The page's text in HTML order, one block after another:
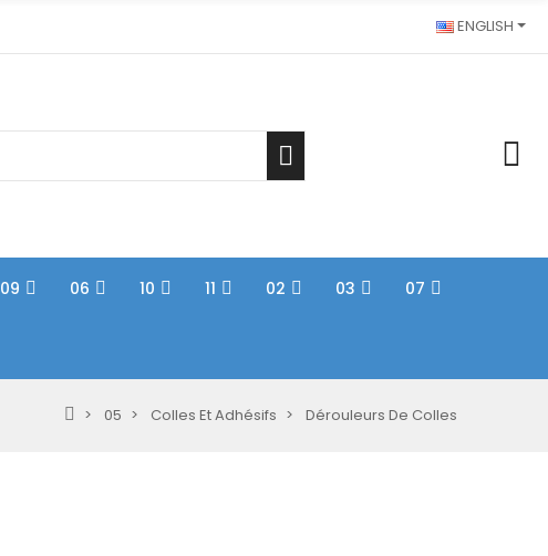
ENGLISH
09 06 10 11 02 03 07
05 Colles Et Adhésifs Dérouleurs De Colles